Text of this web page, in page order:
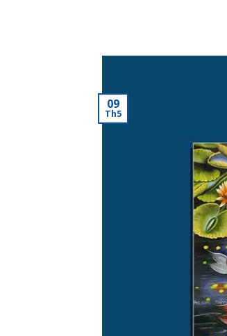
09
Th5